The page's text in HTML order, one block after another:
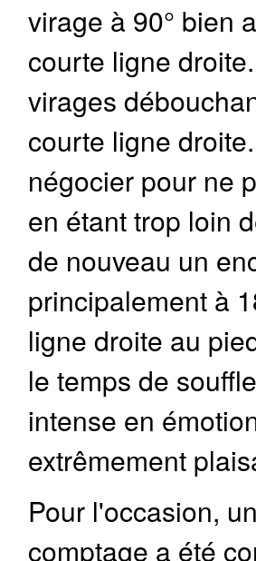
virage à 90° bien
courte ligne
virages
courte ligne
négocier pour ne
en étant trop loin
de nouveau un
principalement à
ligne droite au
le temps de
intense en
extrêmement
Pour l'occasion,
comptage a été